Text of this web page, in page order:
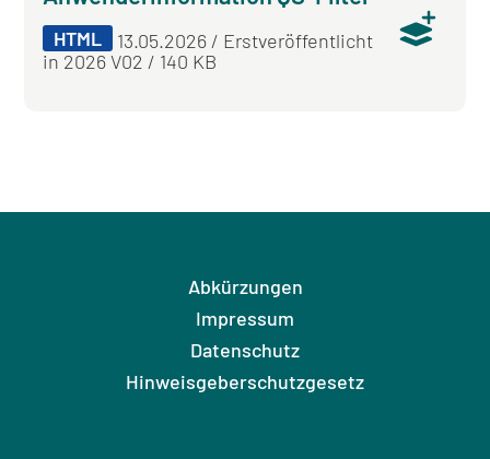
HTML
13.05.2026 / Erstveröffentlicht
in 2026 V02 / 140 KB
Abkürzungen
Impressum
Datenschutz
Hinweisgeberschutzgesetz